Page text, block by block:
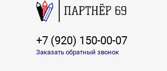
+7 (920) 150-00-07
Заказать обратный звонок